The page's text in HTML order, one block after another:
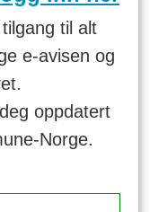
til alt
e-avisen og
oppdatert
Norge.